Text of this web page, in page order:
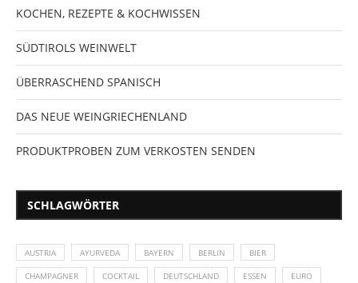
KOCHEN, REZEPTE & KOCHWISSEN
SÜDTIROLS WEINWELT
ÜBERRASCHEND SPANISCH
DAS NEUE WEINGRIECHENLAND
PRODUKTPROBEN ZUM VERKOSTEN SENDEN
SCHLAGWÖRTER
AUSTRIA AYURVEDA BAYERN BERLIN BIER
CHAMPAGNER COCKTAIL DEUTSCHLAND ESSEN EURO